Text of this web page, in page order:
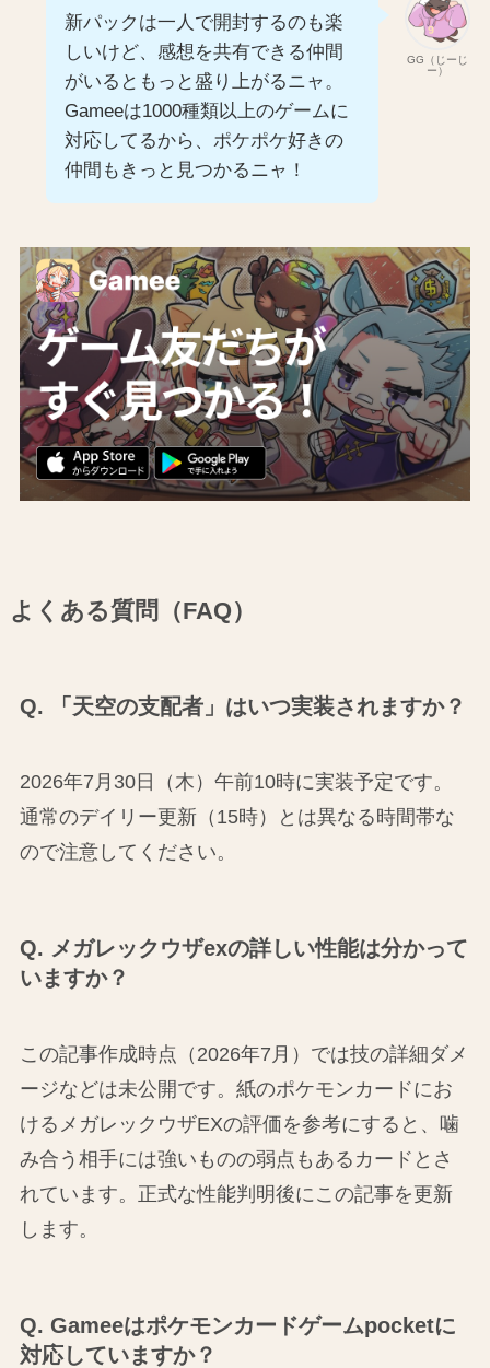
GG（じーじ
ー）
新パックは一人で開封するのも楽
しいけど、感想を共有できる仲間
がいるともっと盛り上がるニャ。
Gameeは1000種類以上のゲームに
対応してるから、ポケポケ好きの
仲間もきっと見つかるニャ！
よくある質問（FAQ）
Q. 「天空の支配者」はいつ実装されますか？
2026年7月30日（木）午前10時に実装予定です。
通常のデイリー更新（15時）とは異なる時間帯な
ので注意してください。
Q. メガレックウザexの詳しい性能は分かって
いますか？
この記事作成時点（2026年7月）では技の詳細ダメ
ージなどは未公開です。紙のポケモンカードにお
けるメガレックウザEXの評価を参考にすると、噛
み合う相手には強いものの弱点もあるカードとさ
れています。正式な性能判明後にこの記事を更新
します。
Q. Gameeはポケモンカードゲームpocketに
対応していますか？